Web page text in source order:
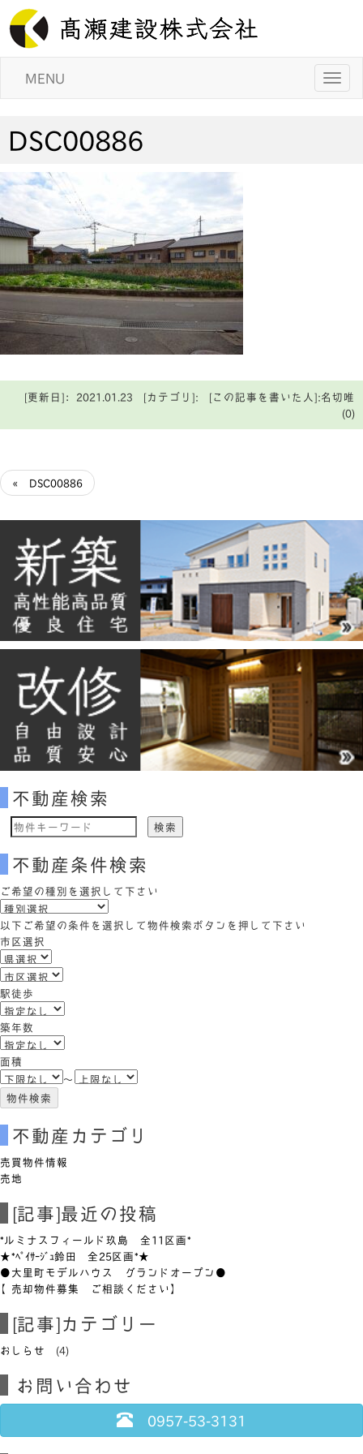
MENU
DSC00886
[更新日]：2021.01.23 [カテゴリ]: [この記事を書いた人]:名切唯
(0)
« DSC00886
不動産検索
(キ
ー
ワ
ー
ド)
不動産条件検索
ご希望の種別を選択して下さい
以下ご希望の条件を選択して物件検索ボタンを押して下さい
市区選択
駅徒歩
築年数
面積
～
不動産カテゴリ
売買物件情報
売地
[記事]最近の投稿
*ルミナスフィールド玖島 全11区画*
★*ﾍﾟｲｻｰｼﾞｭ鈴田 全25区画*★
●大里町モデルハウス グランドオープン●
【売却物件募集 ご相談ください】
[記事]カテゴリー
おしらせ (4)
お問い合わせ
0957-53-3131